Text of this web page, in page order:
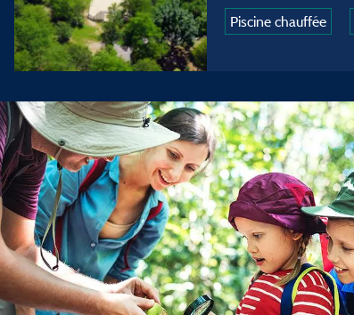
Piscine chauffée